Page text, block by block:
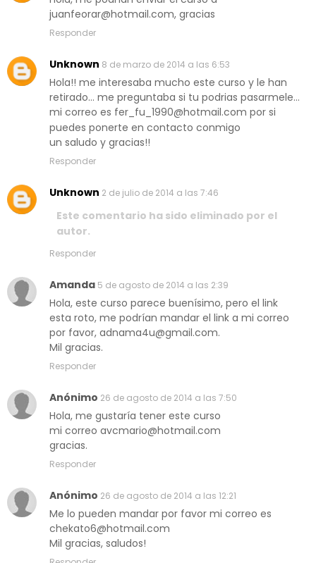
juanfeorar@hotmail.com, gracias
Responder
Unknown 8 de marzo de 2014 a las 6:53
Hola!! me interesaba mucho este curso y le han
retirado... me preguntaba si tu podrias pasarmele...
mi correo es fer_fu_1990@hotmail.com por si
puedes ponerte en contacto conmigo
un saludo y gracias!!
Responder
Unknown 2 de julio de 2014 a las 7:46
Este comentario ha sido eliminado por el
autor.
Responder
Amanda 5 de agosto de 2014 a las 2:39
Hola, este curso parece buenísimo, pero el link
esta roto, me podrían mandar el link a mi correo
por favor, adnama4u@gmail.com.
Mil gracias.
Responder
Anónimo 26 de agosto de 2014 a las 7:50
Hola, me gustaría tener este curso
mi correo avcmario@hotmail.com
gracias.
Responder
Anónimo 26 de agosto de 2014 a las 12:21
Me lo pueden mandar por favor mi correo es
chekato6@hotmail.com
Mil gracias, saludos!